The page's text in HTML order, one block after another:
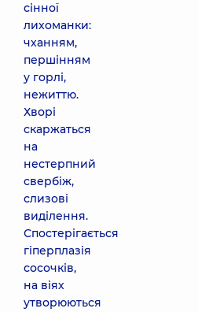
сінної
лихоманки:
чханням,
першінням
у горлі,
нежиттю.
Хворі
скаржаться
на
нестерпний
свербіж,
слизові
виділення.
Спостерігається
гіперплазія
сосочків,
на віях
утворюються